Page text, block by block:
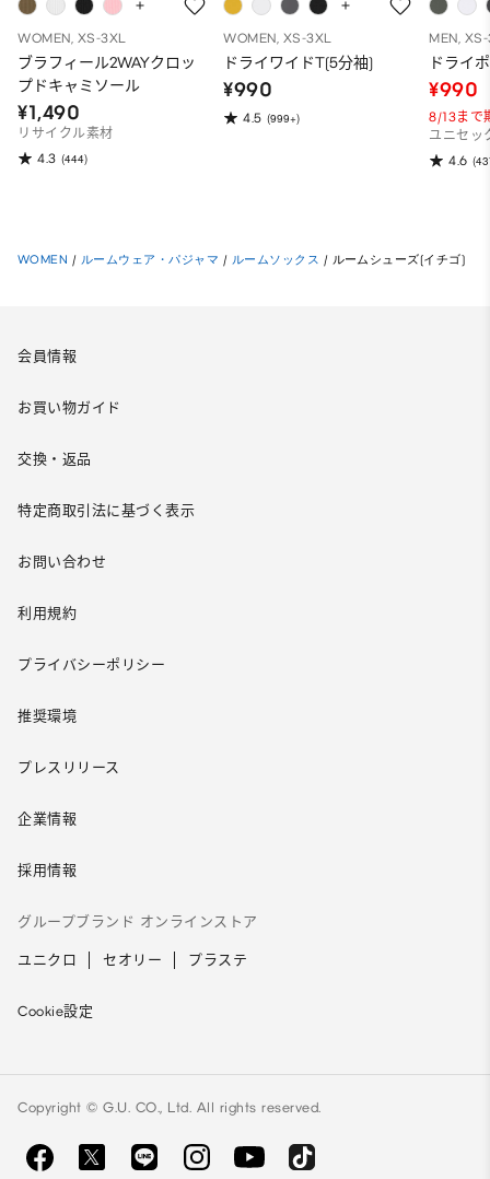
WOMEN, XS-3XL
ブラフィール2WAYクロッ
プドキャミソール
¥1,490
リサイクル素材
4.3 (444)
WOMEN, XS-3XL
ドライワイドT(5分袖)
¥990
4.5 (999+)
MEN,
ドライ
¥990
8/13まで
ユニセッ
4.6
WOMEN / ルームウェア・パジャマ / ルームソックス / ルームシューズ(イチゴ)
会員情報
お買い物ガイド
交換・返品
特定商取引法に基づく表示
お問い合わせ
利用規約
プライバシーポリシー
推奨環境
プレスリリース
企業情報
採用情報
グループブランド オンラインストア
ユニクロ セオリー プラステ
Cookie設定
Copyright © G.U. CO., Ltd. All rights reserved.